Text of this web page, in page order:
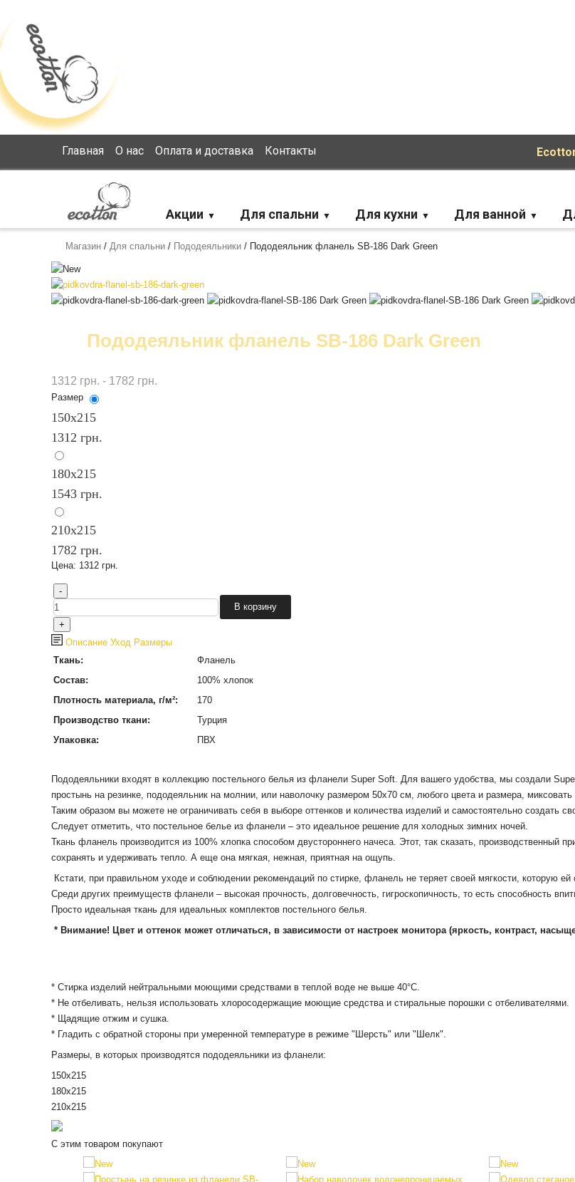
Главная О нас Оплата и доставка Контакты
Акции Для спальни Для кухни Для ванной
Магазин/ Для спальни/ Пододеяльники/ Пододеяльник фланель SB-186 Dark Green
Пододеяльник фланель SB-186 Dark Green
1312 грн. - 1782 грн.
Размер
150х215
1312 грн.
180х215
1543 грн.
210x215
1782 грн.
Цена: 1312 грн.
Описание Уход Размеры
Ткань:
Фланель
Состав:
100% хлопок
Плотность материала, г/м²:
170
Производство ткани:
Турция
Упаковка:
ПВХ
Пододеяльники входят в коллекцию постельного белья из фланели Super Soft. Для вашего удобства, мы создали
простынь на резинке, пододеяльник на молнии, или наволочку размером 50х70 см, любого цвета и размера,
Таким образом вы можете не ограничивать себя в выборе оттенков и количества изделий и самостоятельно создать
Следует отметить, что постельное белье из фланели – это идеальное решение для холодных зимних ночей.
Ткань фланель производится из 100% хлопка способом двустороннего начеса. Этот, так сказать, производственный
сохранять и удерживать тепло. А еще она мягкая, нежная, приятная на ощупь.
Кстати, при правильном уходе и соблюдении рекомендаций по стирке, фланель не теряет своей мягкости, которую ей
Среди других преимуществ фланели – высокая прочность, долговечность, гигроскопичность, то есть способность
Просто идеальная ткань для идеальных комплектов постельного белья.
* Внимание! Цвет и оттенок может отличаться, в зависимости от настроек монитора (яркость, контраст,
* Cтирка изделий нейтральными моющими средствами в теплой воде не выше 40°С.
* Не отбеливать, нельзя использовать хлоросодержащие моющие средства и стиральные порошки с отбеливателями.
* Щадящие отжим и сушка.
* Гладить с обратной стороны при умеренной температуре в режиме "Шерсть" или " Шелк".
Размеры, в которых производятся пододеяльники из фланели:
150х215
180х215
210х215
С этим товаром покупают